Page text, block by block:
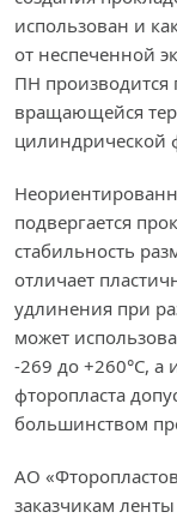
использован и
от неспеченной
ПН производится
вращающейся
цилиндрической
подвергается
стабильность
отличает
удлинения при
может
-269 до +260°С, а
фторопласта
большинством
АО
заказчикам